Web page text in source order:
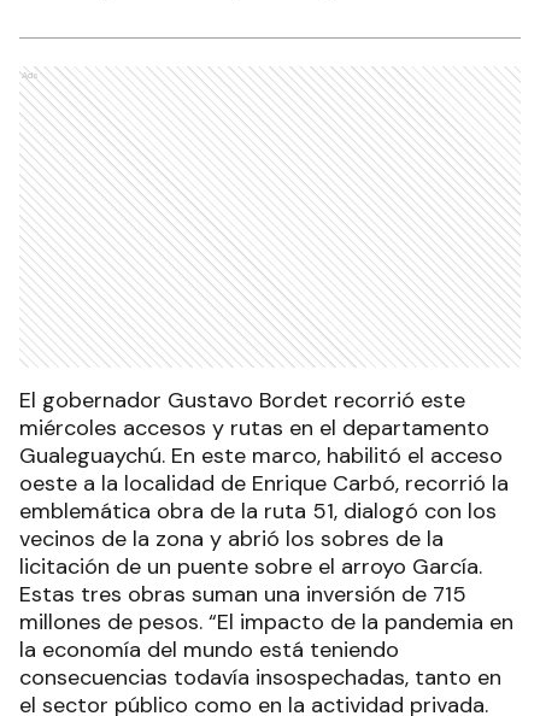
Ads
El gobernador Gustavo Bordet recorrió este
miércoles accesos y rutas en el departamento
Gualeguaychú. En este marco, habilitó el acceso
oeste a la localidad de Enrique Carbó, recorrió la
emblemática obra de la ruta 51, dialogó con los
vecinos de la zona y abrió los sobres de la
licitación de un puente sobre el arroyo García.
Estas tres obras suman una inversión de 715
millones de pesos. “El impacto de la pandemia en
la economía del mundo está teniendo
consecuencias todavía insospechadas, tanto en
el sector público como en la actividad privada.